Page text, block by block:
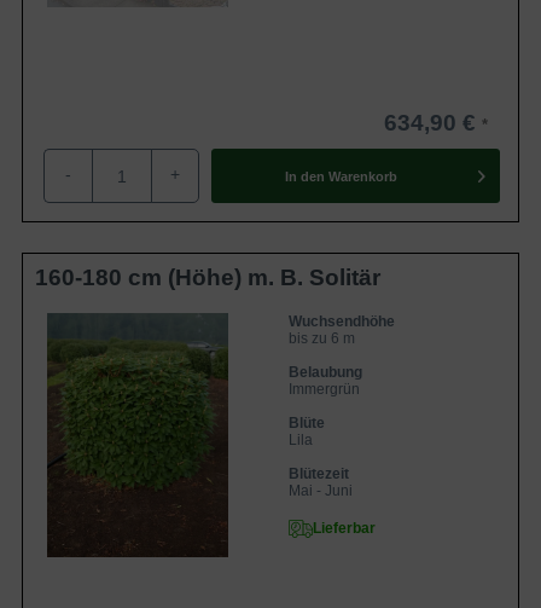
634,90 €
- + In den Warenkorb
160-180 cm (Höhe) m. B. Solitär
Wuchsendhöhe
bis zu 6 m
Belaubung
Immergrün
Blüte
Lila
Blütezeit
Mai - Juni
Lieferbar